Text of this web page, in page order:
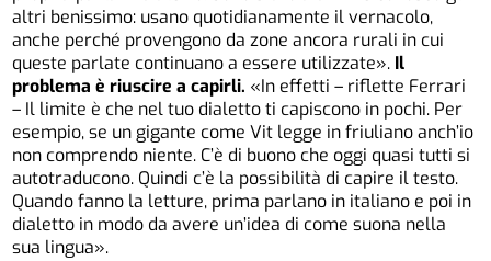
altri benissimo: usano quotidianamente il vernacolo,
anche perché provengono da zone ancora rurali in cui
queste parlate continuano a essere utilizzate». Il
problema è riuscire a capirli. «In effetti – riflette Ferrari
– Il limite è che nel tuo dialetto ti capiscono in pochi. Per
esempio, se un gigante come Vit legge in friuliano anch’io
non comprendo niente. C’è di buono che oggi quasi tutti si
autotraducono. Quindi c’è la possibilità di capire il testo.
Quando fanno la letture, prima parlano in italiano e poi in
dialetto in modo da avere un’idea di come suona nella
sua lingua».